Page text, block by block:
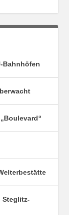
Bahnhöfen
Steglitz-